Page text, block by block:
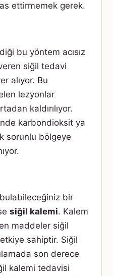
ettirmemek gerek.
bu yöntem acısız
siğil tedavi
alıyor. Bu
lezyonlar
kaldırılıyor.
karbondioksit ya
sorunlu bölgeye
bir
siğil kalemi. Kalem
maddeler siğil
sahiptir. Siğil
son derece
kalemi tedavisi